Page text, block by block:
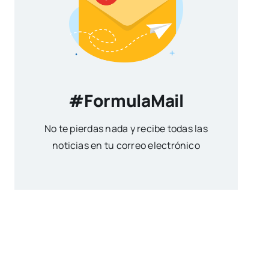
#FormulaMail
No te pierdas nada y recibe todas las
noticias en tu correo electrónico